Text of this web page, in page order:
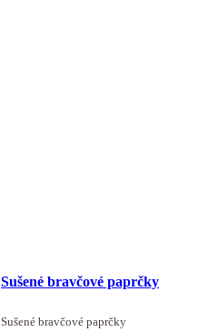
Sušené bravčové paprčky
Sušené bravčové paprčky